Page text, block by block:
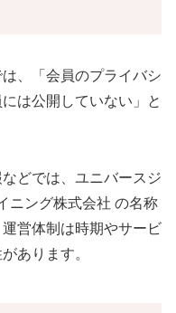
、「会員のプライバシ
は公開していない」と
どでは、ユニバースジ
ニング株式会社 の名称
営体制は時期やサービ
あります。